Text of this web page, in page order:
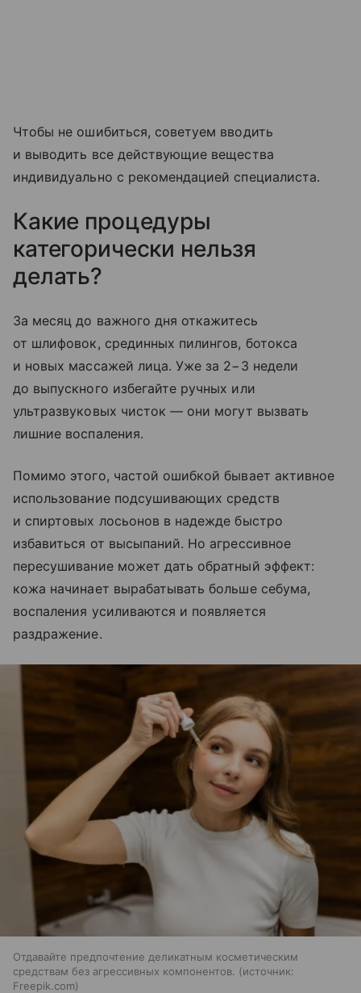
Чтобы не ошибиться, советуем вводить
и выводить все действующие вещества
индивидуально с рекомендацией специалиста.
Какие процедуры
категорически нельзя
делать?
За месяц до важного дня откажитесь
от шлифовок, срединных пилингов, ботокса
и новых массажей лица. Уже за 2−3 недели
до выпускного избегайте ручных или
ультразвуковых чисток — они могут вызвать
лишние воспаления.
Помимо этого, частой ошибкой бывает активное
использование подсушивающих средств
и спиртовых лосьонов в надежде быстро
избавиться от высыпаний. Но агрессивное
пересушивание может дать обратный эффект:
кожа начинает вырабатывать больше себума,
воспаления усиливаются и появляется
раздражение.
Отдавайте предпочтение деликатным косметическим
средствам без агрессивных компонентов.
источник:
Freepik.com